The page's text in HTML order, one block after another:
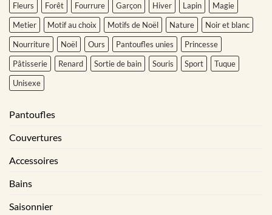
Fleurs
Forêt Fourrure Garçon Hiver Lapin
Magie
Metier
Motif au choix Motifs de Noël Nature
Noir et blanc
Nourriture
Noël Ours Pantoufles unies
Princesse
Pâtisserie
Renard Sortie de bain Souris Sport
Tuque
Unisexe
Pantoufles
Couvertures
Accessoires
Bains
Saisonnier